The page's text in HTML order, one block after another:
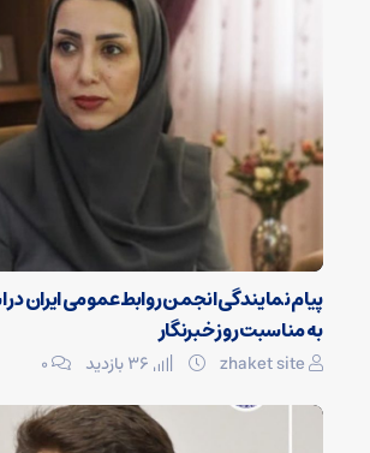
پیام نمایندگی انجمن روابط‌عمومی ایران
به مناسبت روز خبرنگار
zhaket site ۰